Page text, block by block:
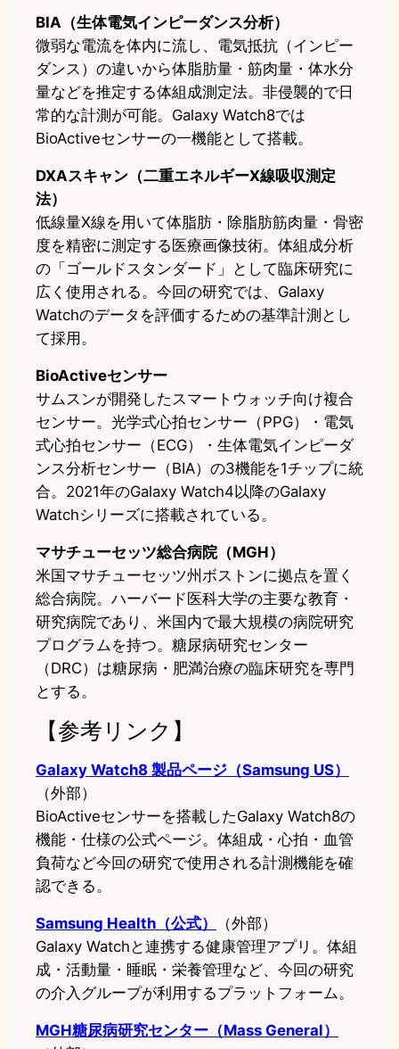
BIA（生体電気インピーダンス分析）
微弱な電流を体内に流し、電気抵抗（インピー
ダンス）の違いから体脂肪量・筋肉量・体水分
量などを推定する体組成測定法。非侵襲的で日
常的な計測が可能。Galaxy Watch8では
BioActiveセンサーの一機能として搭載。
DXAスキャン（二重エネルギーX線吸収測定
法）
低線量X線を用いて体脂肪・除脂肪筋肉量・骨密
度を精密に測定する医療画像技術。体組成分析
の「ゴールドスタンダード」として臨床研究に
広く使用される。今回の研究では、Galaxy
Watchのデータを評価するための基準計測とし
て採用。
BioActiveセンサー
サムスンが開発したスマートウォッチ向け複合
センサー。光学式心拍センサー（PPG）・電気
式心拍センサー（ECG）・生体電気インピーダ
ンス分析センサー（BIA）の3機能を1チップに統
合。2021年のGalaxy Watch4以降のGalaxy
Watchシリーズに搭載されている。
マサチューセッツ総合病院（MGH）
米国マサチューセッツ州ボストンに拠点を置く
総合病院。ハーバード医科大学の主要な教育・
研究病院であり、米国内で最大規模の病院研究
プログラムを持つ。糖尿病研究センター
（DRC）は糖尿病・肥満治療の臨床研究を専門
とする。
【参考リンク】
Galaxy Watch8 製品ページ（Samsung US）
（外部）
BioActiveセンサーを搭載したGalaxy Watch8の
機能・仕様の公式ページ。体組成・心拍・血管
負荷など今回の研究で使用される計測機能を確
認できる。
Samsung Health（公式）
（外部）
Galaxy Watchと連携する健康管理アプリ。体組
成・活動量・睡眠・栄養管理など、今回の研究
の介入グループが利用するプラットフォーム。
MGH糖尿病研究センター（Mass General）